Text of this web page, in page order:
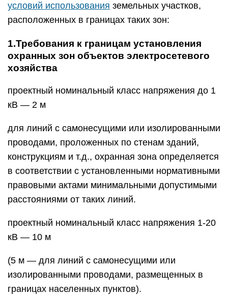
условий использования земельных участков,
расположенных в границах таких зон:
1.Требования к границам установления
охранных зон объектов электросетевого
хозяйства
проектный номинальный класс напряжения до 1
кВ — 2 м
для линий с самонесущими или изолированными
проводами, проложенных по стенам зданий,
конструкциям и т.д., охранная зона определяется
в соответствии с установленными нормативными
правовыми актами минимальными допустимыми
расстояниями от таких линий.
проектный номинальный класс напряжения 1-20
кВ — 10 м
(5 м — для линий с самонесущими или
изолированными проводами, размещенных в
границах населенных пунктов).